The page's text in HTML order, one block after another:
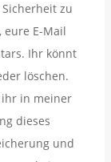
zu
eure E-Mail
Ihr könnt
löschen.
in meiner
dieses
und